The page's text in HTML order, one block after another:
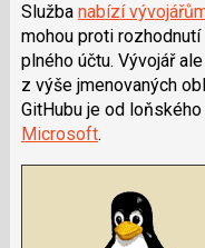
Služba nabízí
mohou proti
plného účtu. Vývojář
z výše jmenovaných
GitHubu je od
Microsoft.